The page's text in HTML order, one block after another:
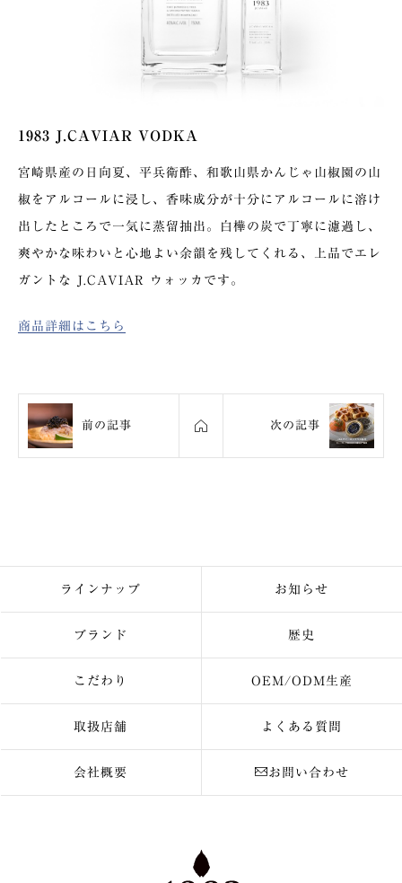
1983 J.CAVIAR VODKA
宮崎県産の日向夏、平兵衛酢、和歌山県かんじゃ山椒園の山
椒をアルコールに浸し、香味成分が十分にアルコールに溶け
出したところで一気に蒸留抽出。白樺の炭で丁寧に濾過し、
爽やかな味わいと心地よい余韻を残してくれる、上品でエレ
ガントな J.CAVIAR ウォッカです。
商品詳細はこちら
前の記事 次の記事
ラインナップ お知らせ
ブランド 歴史
こだわり OEM/ODM生産
取扱店舗 よくある質問
会社概要 お問い合わせ